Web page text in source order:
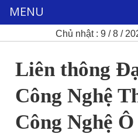
Chủ nhật : 9 / 8 /
Liên thông
Công Nghệ
Công Nghệ
MENU